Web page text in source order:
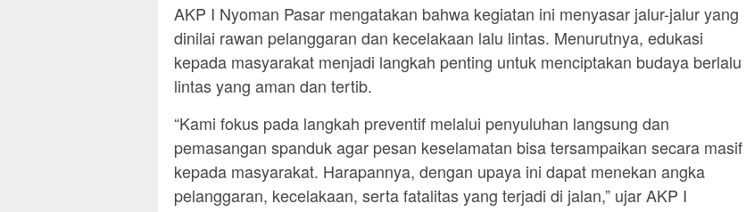
AKP I Nyoman Pasar mengatakan bahwa kegiatan ini menyasar jalur-jalur yang
dinilai rawan pelanggaran dan kecelakaan lalu lintas. Menurutnya, edukasi
kepada masyarakat menjadi langkah penting untuk menciptakan budaya berlalu
lintas yang aman dan tertib.
“Kami fokus pada langkah preventif melalui penyuluhan langsung dan
pemasangan spanduk agar pesan keselamatan bisa tersampaikan secara masif
kepada masyarakat. Harapannya, dengan upaya ini dapat menekan angka
pelanggaran, kecelakaan, serta fatalitas yang terjadi di jalan,” ujar AKP I